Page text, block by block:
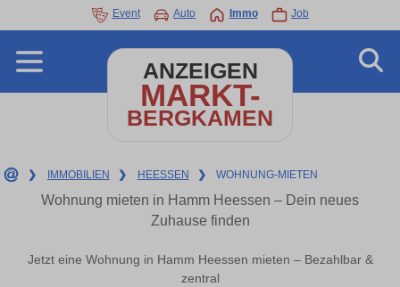
Event Auto Immo Job
ANZEIGEN
MARKT-
BERGKAMEN
❯ IMMOBILIEN ❯ HEESSEN ❯ WOHNUNG-MIETEN
Wohnung mieten in Hamm Heessen – Dein neues
Zuhause finden
Jetzt eine Wohnung in Hamm Heessen mieten – Bezahlbar &
zentral